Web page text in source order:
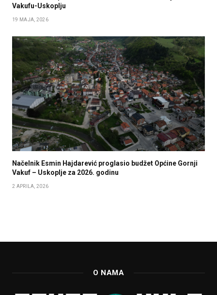
Vakufu-Uskoplju
19 MAJA, 2026
Načelnik Esmin Hajdarević proglasio budžet Općine Gornji
Vakuf – Uskoplje za 2026. godinu
2 APRILA, 2026
O NAMA